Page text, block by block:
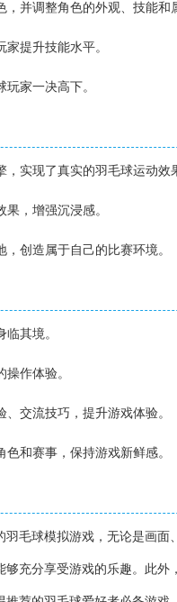
并调整角色的外观、技能和
提升技能水平。
家一决高下。
实现了真实的羽毛球运动效
，增强沉浸感。
创造属于自己的比赛环境。
其境。
作体验。
交流技巧，提升游戏体验。
和赛事，保持游戏新鲜感。
毛球模拟游戏，无论是画面
充分享受游戏的乐趣。此